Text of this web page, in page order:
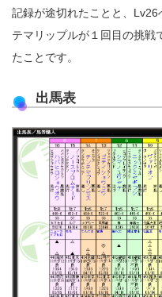
記録が途切れたことと、
テマリップルが１回目の挑戦
たことです。
出馬表